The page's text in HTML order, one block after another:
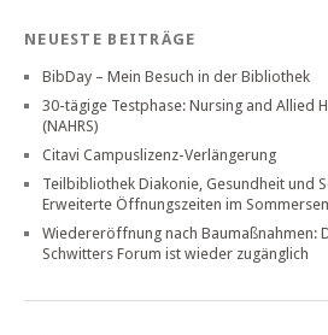
NEUESTE BEITRÄGE
BibDay – Mein Besuch in der Bibliothek
30-tägige Testphase: Nursing and Allied
(NAHRS)
Citavi Campuslizenz-Verlängerung
Teilbibliothek Diakonie, Gesundheit und
Erweiterte Öffnungszeiten im
Wiedereröffnung nach Baumaßnahmen:
Schwitters Forum ist wieder zugänglich